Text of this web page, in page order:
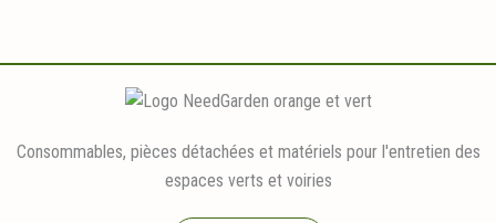
Consommables, pièces détachées et matériels pour l'entretien des
espaces verts et voiries